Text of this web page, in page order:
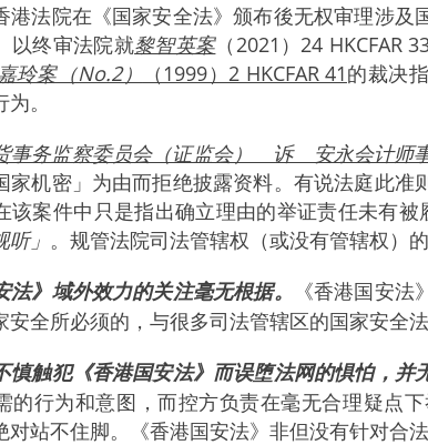
港法院在《国家安全法》颁布後无权审理涉
以终审法院就黎智英案（2021）24 HKCFAR
玲案（No.2） （1999）2 HKCFAR 41的裁决
。
事务监察委员会（证监会） 诉 安永会计师事
家机密」为由而拒绝披露资料。有说法庭此
该案件中只是指出确立理由的举证责任未有
」 。规管法院司法管辖权（或没有管辖权）
法》域外效力的关注毫无根据。
《香港国安
安全所必须的，与很多司法管辖区的国家安全法
慎触犯《香港国安法》而误堕法网的惧怕，并
的行为和意图，而控方负责在毫无合理疑点
对站不住脚。《香港国安法》非但没有针对合